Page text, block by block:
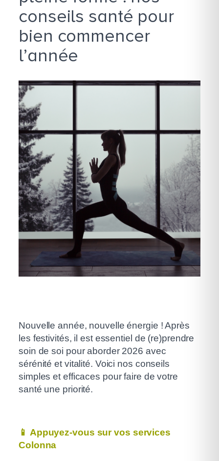
conseils santé pour
bien commencer
l’année
Nouvelle année, nouvelle énergie ! Après
les festivités, il est essentiel de (re)prendre
soin de soi pour aborder 2026 avec
sérénité et vitalité. Voici nos conseils
simples et efficaces pour faire de votre
santé une priorité.
📱 Appuyez-vous sur vos services
Colonna